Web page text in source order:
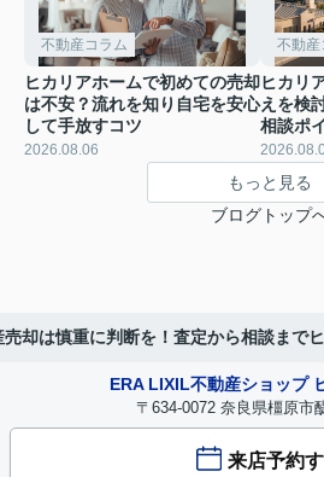
不動産コラム
ヒカリアホームで初めての売却
は不安？流れを知り自宅を安心
して手放すコツ
2026.08.06
不動産
ヒカリ
えを検
相談ポ
もっと見る
ブログトップ
却は慎重に判断を！査定から相談まで
ERA LIXIL不動産ショップ
〒634-0072 奈良県橿原市
来店予約